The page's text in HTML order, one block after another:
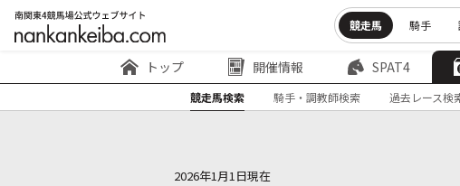
競走馬 騎手
トップ 開催情報 SPAT4
競走馬検索 騎手・調教師検索 過去レース検
2026年1月1日現在